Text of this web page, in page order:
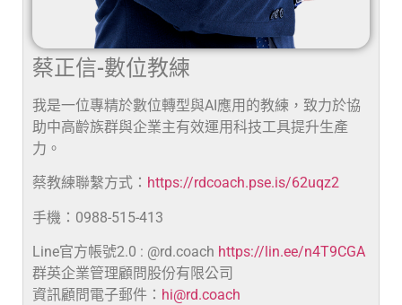
蔡正信-數位教練
我是一位專精於數位轉型與AI應用的教練，致力於協
助中高齡族群與企業主有效運用科技工具提升生產
力。
蔡教練聯繫方式： https://rdcoach.pse.is/62uqz2
手機：0988-515-413
Line官方帳號2.0 : @rd.coach https://lin.ee/n4T9CGA
群英企業管理顧問股份有限公司
資訊顧問電子郵件： hi@rd.coach